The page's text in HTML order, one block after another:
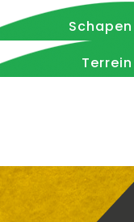
Schapen
Terrein